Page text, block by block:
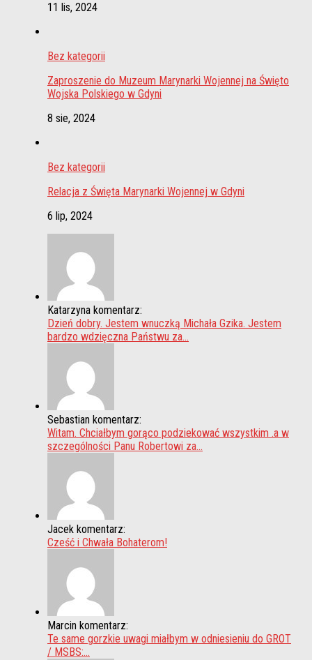
11 lis, 2024
Bez kategorii
Zaproszenie do Muzeum Marynarki Wojennej na Święto
Wojska Polskiego w Gdyni
8 sie, 2024
Bez kategorii
Relacja z Święta Marynarki Wojennej w Gdyni
6 lip, 2024
Katarzyna komentarz:
Dzień dobry. Jestem wnuczką Michała Gzika. Jestem
bardzo wdzięczna Państwu za...
Sebastian komentarz:
Witam. Chciałbym gorąco podziekować wszystkim .a w
szczególności Panu Robertowi za...
Jacek komentarz:
Cześć i Chwała Bohaterom!
Marcin komentarz:
Te same gorzkie uwagi miałbym w odniesieniu do GROT
/ MSBS:...